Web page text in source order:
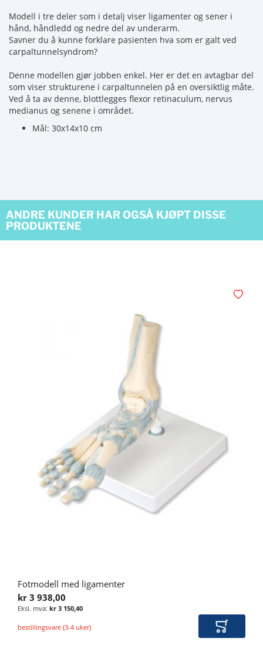
Modell i tre deler som i detalj viser ligamenter og sener i
hånd, håndledd og nedre del av underarm.
Savner du å kunne forklare pasienten hva som er galt ved
carpaltunnelsyndrom?
Denne modellen gjør jobben enkel. Her er det en avtagbar del
som viser strukturene i carpaltunnelen på en oversiktlig måte.
Ved å ta av denne, blottlegges flexor retinaculum, nervus
medianus og senene i området.
Mål: 30x14x10 cm
ANDRE KUNDER HAR OGSÅ KJØPT DISSE
PRODUKTENE
Fotmodell med ligamenter
kr 3 938,00
kr 3 150,40
bestillingsvare (3-4 uker) Legg i
Legg i